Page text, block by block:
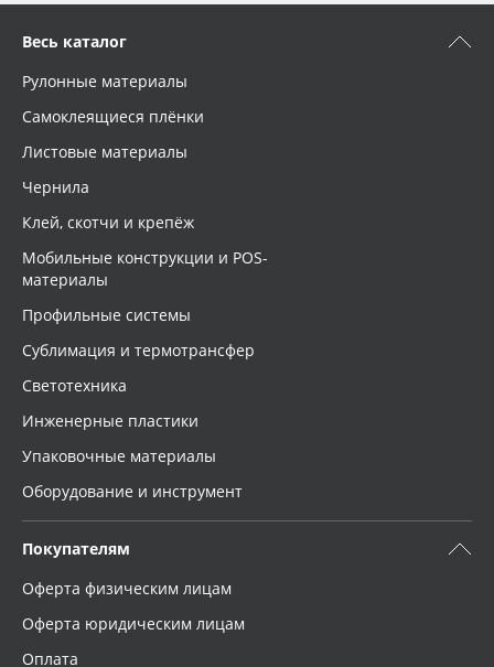
Весь каталог
Рулонные материалы
Самоклеящиеся плёнки
Листовые материалы
Чернила
Клей, скотчи и крепёж
Мобильные конструкции и POS-
материалы
Профильные системы
Сублимация и термотрансфер
Светотехника
Инженерные пластики
Упаковочные материалы
Оборудование и инструмент
Покупателям
Оферта физическим лицам
Оферта юридическим лицам
Оплата